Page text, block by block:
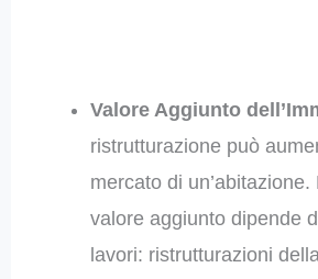
Valore Aggiunto
ristrutturazione può
mercato di un’abitazione.
valore aggiunto dipende
lavori: ristrutturazioni